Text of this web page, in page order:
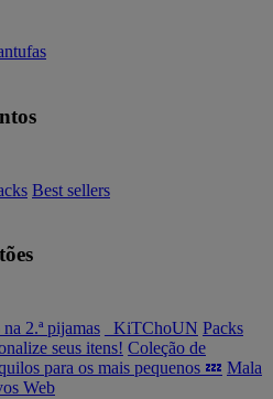
Best sellers
2.ª pijamas _KiTChoUN Packs
seus itens! Coleção de
para os mais pequenos 💤 Mala
Web